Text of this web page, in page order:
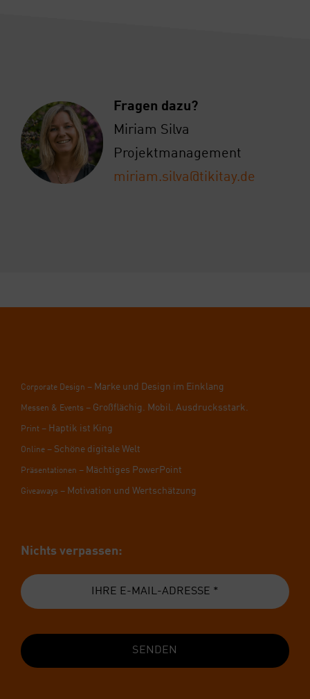
Fra­gen dazu?
Miri­am Sil­va
Pro­jekt­ma­nage­ment
miriam.silva@tikitay.de
Cor­po­ra­te Design – Mar­ke und Design im Ein­klang
Mes­sen & Events – Groß­flä­chig. Mobil. Aus­drucks­stark.
Print – Hap­tik ist King
Online – Schö­ne digi­ta­le Welt
Prä­sen­ta­tio­nen – Mäch­ti­ges Power­Point
Givea­ways – Moti­va­ti­on und Wert­schät­zung
Nichts ver­pas­sen:
SENDEN